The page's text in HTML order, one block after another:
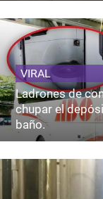
VIRAL
Ladrones de
chupar el
baño.